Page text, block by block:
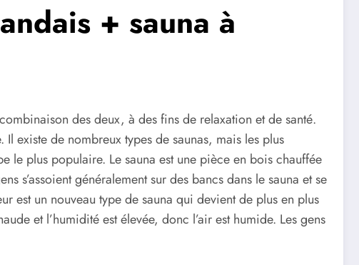
+ sauna à
des deux, à des fins de relaxation et de santé.
existe de nombreux types de saunas, mais les plus
le plus populaire. Le sauna est une pièce en bois chauffée
s’assoient généralement sur des bancs dans le sauna et se
est un nouveau type de sauna qui devient de plus en plus
et l’humidité est élevée, donc l’air est humide. Les gens